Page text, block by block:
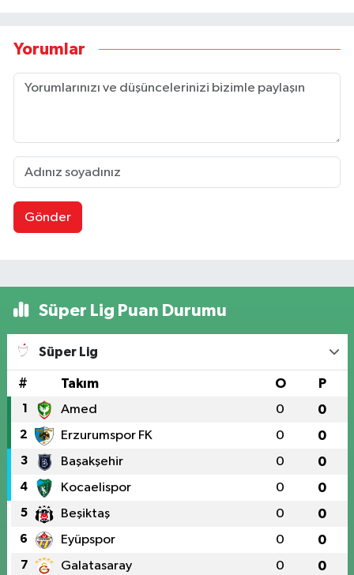
Yorumlar
Gönder
Süper Lig Puan Durumu
Süper Lig
# Takım O P
1 Amed 0 0
2 Erzurumspor FK 0 0
3 Başakşehir 0 0
4 Kocaelispor 0 0
5 Beşiktaş 0 0
6 Eyüpspor 0 0
7 Galatasaray 0 0